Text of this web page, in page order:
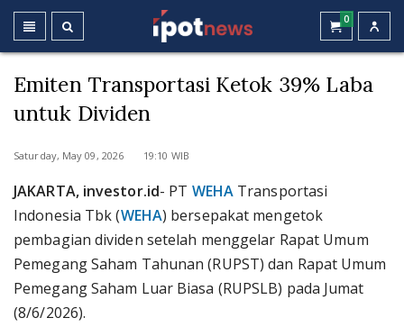
0
Emiten Transportasi Ketok 39% Laba
untuk Dividen
Saturday, May 09, 2026 19:10 WIB
JAKARTA, investor.id- PT WEHATransportasi
Indonesia Tbk (WEHA) bersepakat mengetok
pembagian dividen setelah menggelar Rapat Umum
Pemegang Saham Tahunan (RUPST) dan Rapat Umum
Pemegang Saham Luar Biasa (RUPSLB) pada Jumat
(8/6/2026).